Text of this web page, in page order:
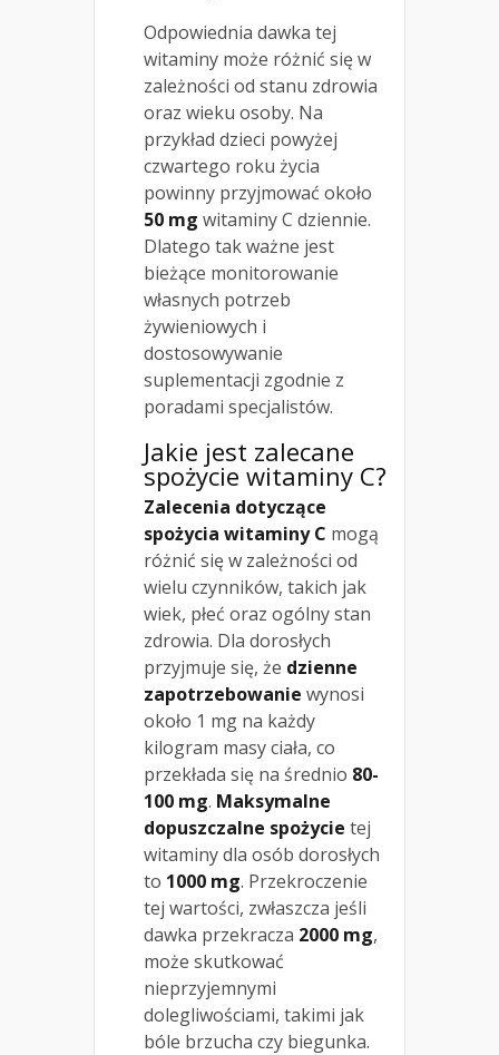
Odpowiednia dawka tej
witaminy może różnić się w
zależności od stanu zdrowia
oraz wieku osoby. Na
przykład dzieci powyżej
czwartego roku życia
powinny przyjmować około
50 mg witaminy C dziennie.
Dlatego tak ważne jest
bieżące monitorowanie
własnych potrzeb
żywieniowych i
dostosowywanie
suplementacji zgodnie z
poradami specjalistów.
Jakie jest zalecane
spożycie witaminy C?
Zalecenia dotyczące
spożycia witaminy C mogą
różnić się w zależności od
wielu czynników, takich jak
wiek, płeć oraz ogólny stan
zdrowia. Dla dorosłych
przyjmuje się, że dzienne
zapotrzebowanie wynosi
około 1 mg na każdy
kilogram masy ciała, co
przekłada się na średnio 80-
100 mg. Maksymalne
dopuszczalne spożycie tej
witaminy dla osób dorosłych
to 1000 mg. Przekroczenie
tej wartości, zwłaszcza jeśli
dawka przekracza 2000 mg,
może skutkować
nieprzyjemnymi
dolegliwościami, takimi jak
bóle brzucha czy biegunka.